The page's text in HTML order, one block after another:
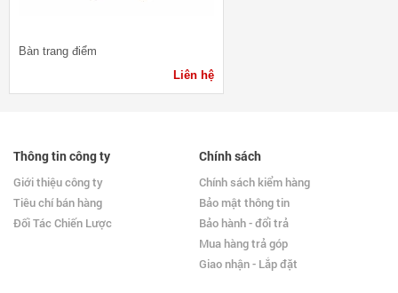
Bàn trang điểm
Liên hệ
Thông tin công ty
Giới thiệu công ty
Tiêu chí bán hàng
Đối Tác Chiến Lược
Chính sách
Chính sách kiểm hàng
Bảo mật thông tin
Bảo hành - đổi trả
Mua hàng trả góp
Giao nhận - Lắp đặt